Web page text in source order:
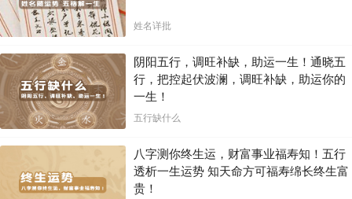
姓名详批
阴阳五行，调旺补缺，助运一生！通晓五
行，把控起伏波澜，调旺补缺，助运你的
一生！
五行缺什么
八字测你终生运，财富事业福寿知！五行
透析一生运势 知天命方可福寿绵长终生富
贵！